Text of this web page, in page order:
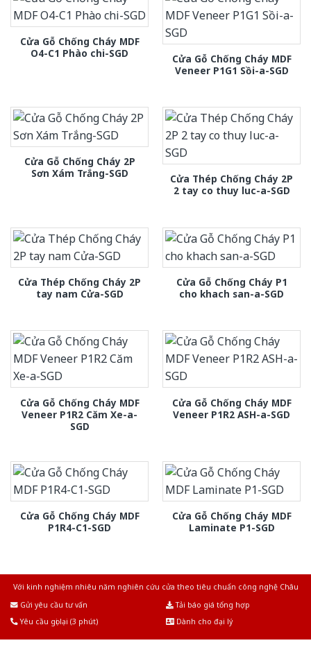
Cửa Gỗ Chống Cháy MDF
O4-C1 Phào chi-SGD
Cửa Gỗ Chống Cháy MDF
Veneer P1G1 Sồi-a-SGD
Cửa Gỗ Chống Cháy 2P
Sơn Xám Trắng-SGD
Cửa Thép Chống Cháy 2P
2 tay co thuy luc-a-SGD
Cửa Thép Chống Cháy 2P
tay nam Cửa-SGD
Cửa Gỗ Chống Cháy P1
cho khach san-a-SGD
Cửa Gỗ Chống Cháy MDF
Veneer P1R2 Căm Xe-a-
SGD
Cửa Gỗ Chống Cháy MDF
Veneer P1R2 ASH-a-SGD
Cửa Gỗ Chống Cháy MDF
P1R4-C1-SGD
Cửa Gỗ Chống Cháy MDF
Laminate P1-SGD
Với kinh nghiệm nhiêu năm nghiên cứu cửa theo tiêu chuẩn công nghệ Châu
Gửi yêu cầu tư vấn
Tải báo giá tổng hợp
Yêu cầu gọi lại (3 phút)
Dành cho đại lý